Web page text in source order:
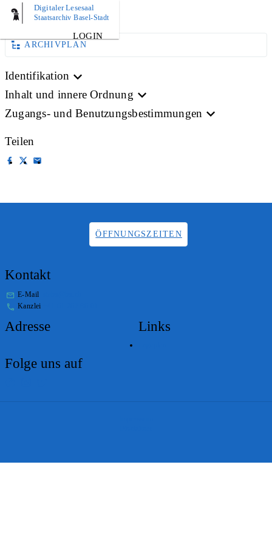
Digitaler Lesesaal
Staatsarchiv Basel-Stadt
LOGIN
AKTE
ARCHIVPLAN
Identifikation
Inhalt und innere Ordnung
Zugangs- und Benutzungsbestimmungen
Teilen
ÖFFNUNGSZEITEN
Kontakt
E-Mail
Kanzlei
Adresse Links
Folge uns auf